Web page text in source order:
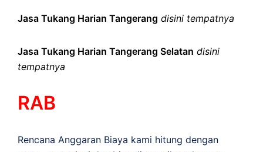
Jasa Tukang Harian Tangerang disini tempatnya
Jasa Tukang Harian Tangerang Selatan disini
tempatnya
RAB
Rencana Anggaran Biaya kami hitung dengan